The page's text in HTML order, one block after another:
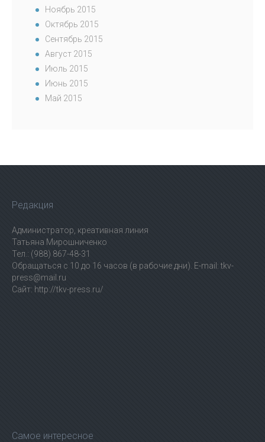
Ноябрь 2015
Октябрь 2015
Сентябрь 2015
Август 2015
Июль 2015
Июнь 2015
Май 2015
Редакция
Администратор, креативная линия
Татьяна Мирошниченко
Тел.: (988) 867-48-31
Обращаться с 10 до 16 часов (в рабочие дни). E-mail: tkv-
press@mail.ru
Сайт: http://tkv-press.ru/
Самое интересное